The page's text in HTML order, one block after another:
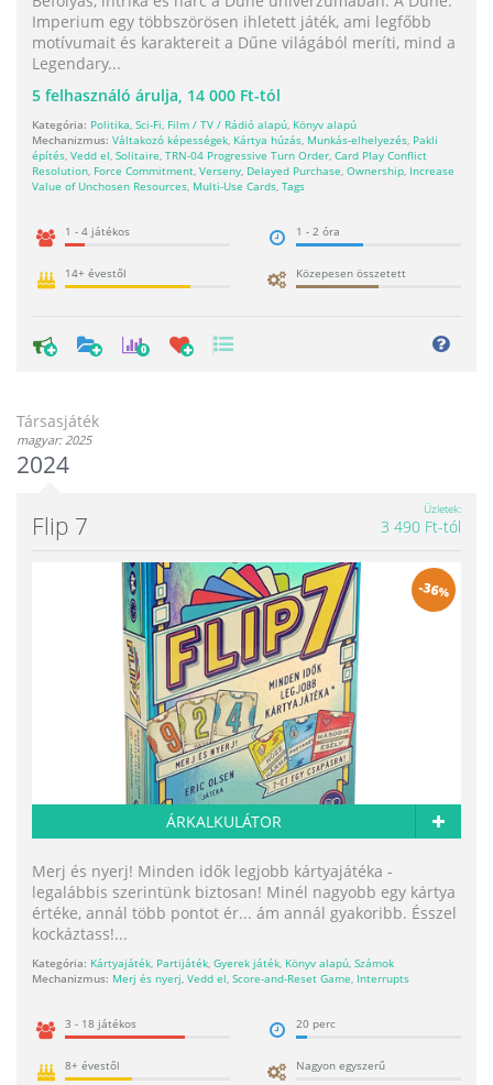
Imperium egy többszörösen ihletett játék, ami legfőbb
motívumait és karaktereit a Dűne világából meríti, mind a
Legendary...
5 felhasználó árulja, 14 000 Ft-tól
Kategória: Politika Sci-Fi Film / TV / Rádió alapú Könyv alapú
Mechanizmus: Váltakozó képességek Kártya húzás Munkás-elhelyezés Pakli
építés Vedd el Solitaire TRN-04 Progressive Turn Order Card Play Conflict
Resolution Force Commitment Verseny Delayed Purchase Ownership Increase
Value of Unchosen Resources Multi-Use Cards Tags
1 - 4 játékos 1 - 2 óra
14+ évestől Közepesen összetett
0
Társasjáték
magyar: 2025
2024
Flip 7
Üzletek
3 490 Ft-tól
-36%
ÁRKALKULÁTOR
Merj és nyerj! Minden idők legjobb kártyajátéka -
legalábbis szerintünk biztosan! Minél nagyobb egy kártya
értéke, annál több pontot ér... ám annál gyakoribb. Ésszel
kockáztass!...
Kategória: Kártyajáték Partijáték Gyerek játék Könyv alapú Számok
Mechanizmus: Merj és nyerj Vedd el Score-and-Reset Game Interrupts
3 - 18 játékos 20 perc
8+ évestől Nagyon egyszerű